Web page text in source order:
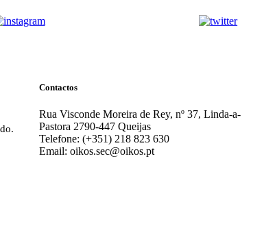
Contactos
Rua Visconde Moreira de Rey, nº 37, Linda-a-
Pastora 2790-447 Queijas
Telefone: (+351) 218 823 630
Email: oikos.sec@oikos.pt